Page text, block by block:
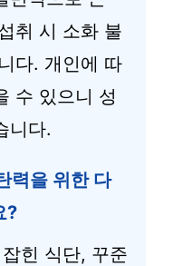
취 시 소화 불
다. 개인에 따
수 있으니 성
니다.
력을 위한 다
?
힌 식단, 꾸준